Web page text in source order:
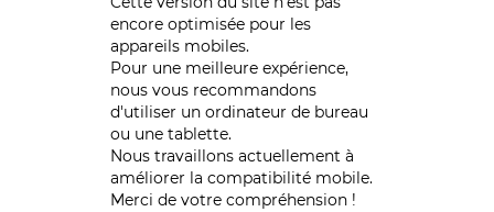
encore optimisée pour les
appareils mobiles.
Pour une meilleure expérience,
nous vous recommandons
d'utiliser un ordinateur de bureau
ou une tablette.
Nous travaillons actuellement à
améliorer la compatibilité mobile.
Merci de votre compréhension !